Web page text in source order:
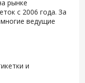
рынке
с 2006 года. За
ведущие
и